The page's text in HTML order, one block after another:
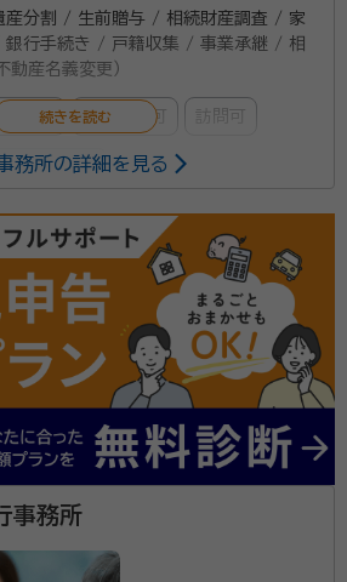
ついて相談できる人がいない…」と
ご相談ください。
産分割 / 生前贈与 / 相続財産調査 / 家
行手続き / 戸籍収集 / 事業承継 / 相
動産名義変更）
相談可 電話相談可 訪問可
イン面談可
オ）
行政書士
青山学院大学法学部卒、日本大学大学院法務
要書類も多岐に渡ります。私自身
ことで、色々と学ぶことがありまし
びを活かし、お客様には大変な思い
う思いから、お客様に寄り添いな
までサポートいたします。
士会
務所の詳細を見る
事務所